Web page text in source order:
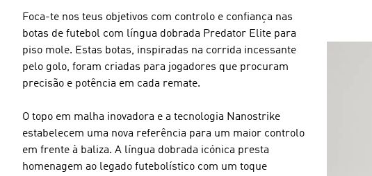
Foca-te nos teus objetivos com controlo e confiança nas
botas de futebol com língua dobrada Predator Elite para
piso mole. Estas botas, inspiradas na corrida incessante
pelo golo, foram criadas para jogadores que procuram
precisão e potência em cada remate.
O topo em malha inovadora e a tecnologia Nanostrike
estabelecem uma nova referência para um maior controlo
em frente à baliza. A língua dobrada icónica presta
homenagem ao legado futebolístico com um toque